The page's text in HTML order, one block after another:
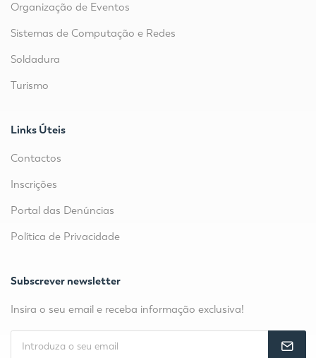
Organização de Eventos
Sistemas de Computação e Redes
Soldadura
Turismo
Links Úteis
Contactos
Inscrições
Portal das Denúncias
Política de Privacidade
Subscrever newsletter
Insira o seu email e receba informação exclusiva!